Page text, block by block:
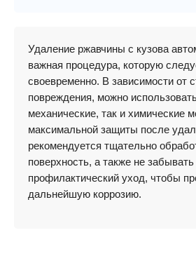
Удаление ржавчины с кузова
важная процедура, которую
своевременно. В зависимости от
повреждения, можно
механические, так и химические
максимальной защиты после
рекомендуется тщательно
поверхность, а также не
профилактический уход, чтобы
дальнейшую коррозию.